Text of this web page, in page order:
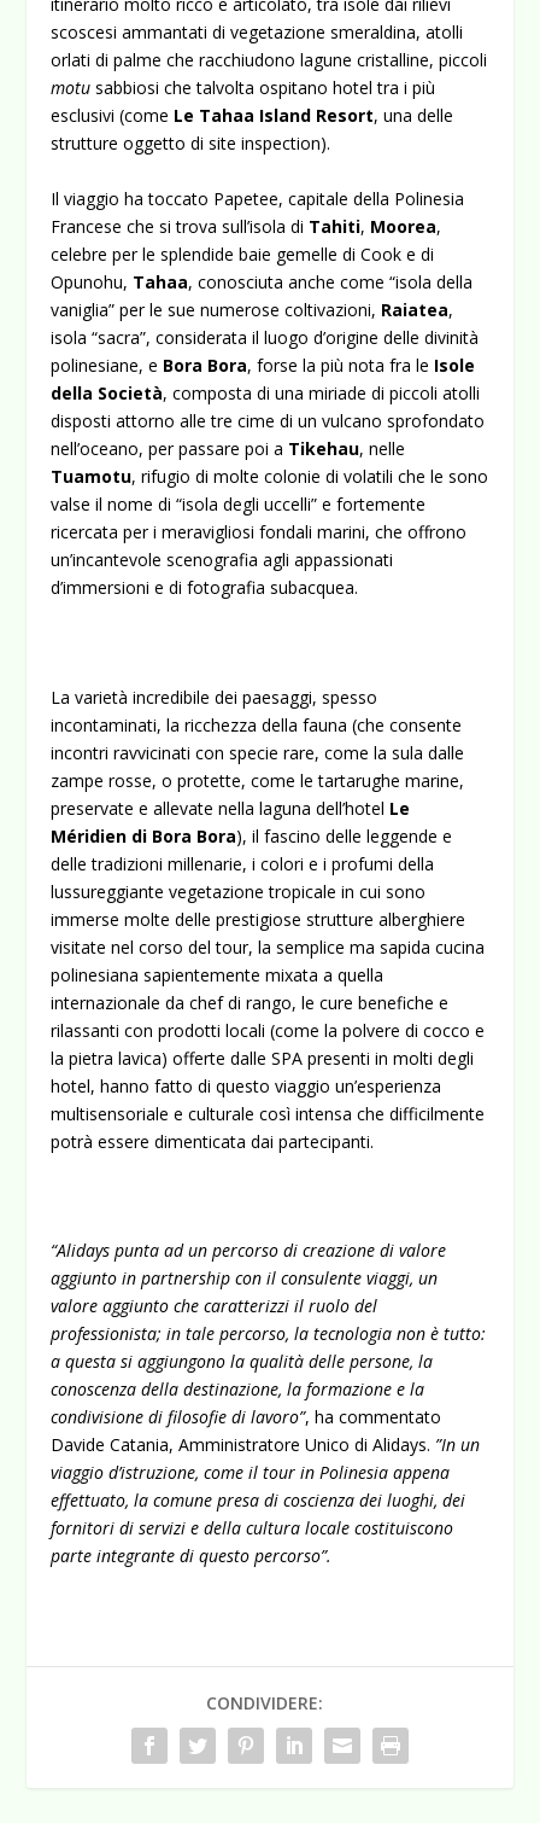
itinerario molto ricco e articolato, tra isole dai rilievi
scoscesi ammantati di vegetazione smeraldina, atolli
orlati di palme che racchiudono lagune cristalline, piccoli
motu sabbiosi che talvolta ospitano hotel tra i più
esclusivi (come Le Tahaa Island Resort, una delle
strutture oggetto di site inspection).
Il viaggio ha toccato Papetee, capitale della Polinesia
Francese che si trova sull’isola di Tahiti, Moorea,
celebre per le splendide baie gemelle di Cook e di
Opunohu, Tahaa, conosciuta anche come “isola della
vaniglia” per le sue numerose coltivazioni, Raiatea,
isola “sacra”, considerata il luogo d’origine delle divinità
polinesiane, e Bora Bora, forse la più nota fra le Isole
della Società, composta di una miriade di piccoli atolli
disposti attorno alle tre cime di un vulcano sprofondato
nell’oceano, per passare poi a Tikehau, nelle
Tuamotu, rifugio di molte colonie di volatili che le sono
valse il nome di “isola degli uccelli” e fortemente
ricercata per i meravigliosi fondali marini, che offrono
un’incantevole scenografia agli appassionati
d’immersioni e di fotografia subacquea.
La varietà incredibile dei paesaggi, spesso
incontaminati, la ricchezza della fauna (che consente
incontri ravvicinati con specie rare, come la sula dalle
zampe rosse, o protette, come le tartarughe marine,
preservate e allevate nella laguna dell’hotel Le
Méridien di Bora Bora), il fascino delle leggende e
delle tradizioni millenarie, i colori e i profumi della
lussureggiante vegetazione tropicale in cui sono
immerse molte delle prestigiose strutture alberghiere
visitate nel corso del tour, la semplice ma sapida cucina
polinesiana sapientemente mixata a quella
internazionale da chef di rango, le cure benefiche e
rilassanti con prodotti locali (come la polvere di cocco e
la pietra lavica) offerte dalle SPA presenti in molti degli
hotel, hanno fatto di questo viaggio un’esperienza
multisensoriale e culturale così intensa che difficilmente
potrà essere dimenticata dai partecipanti.
“Alidays punta ad un percorso di creazione di valore
aggiunto in partnership con il consulente viaggi, un
valore aggiunto che caratterizzi il ruolo del
professionista; in tale percorso, la tecnologia non è tutto:
a questa si aggiungono la qualità delle persone, la
conoscenza della destinazione, la formazione e la
condivisione di filosofie di lavoro”, ha commentato
Davide Catania, Amministratore Unico di Alidays. ”In un
viaggio d’istruzione, come il tour in Polinesia appena
effettuato, la comune presa di coscienza dei luoghi, dei
fornitori di servizi e della cultura locale costituiscono
parte integrante di questo percorso”.
CONDIVIDERE: